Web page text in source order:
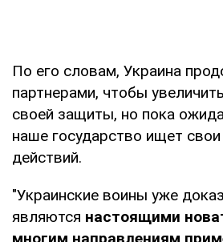
По его словам, Украина
партнерами, чтобы
своей защиты, но пока
наше государство ищет
действий.
"Украинские воины уже
являются настоящими
многим направлениям